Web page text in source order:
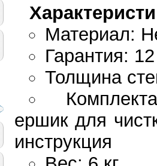
Материал:
Гарантия:
Толщина
ершик для
инструкция